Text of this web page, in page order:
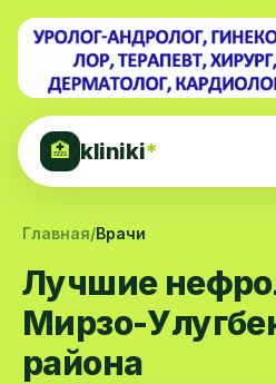
🏥 kliniki*
Главная/Врачи
Лучшие
Мирзо-
района